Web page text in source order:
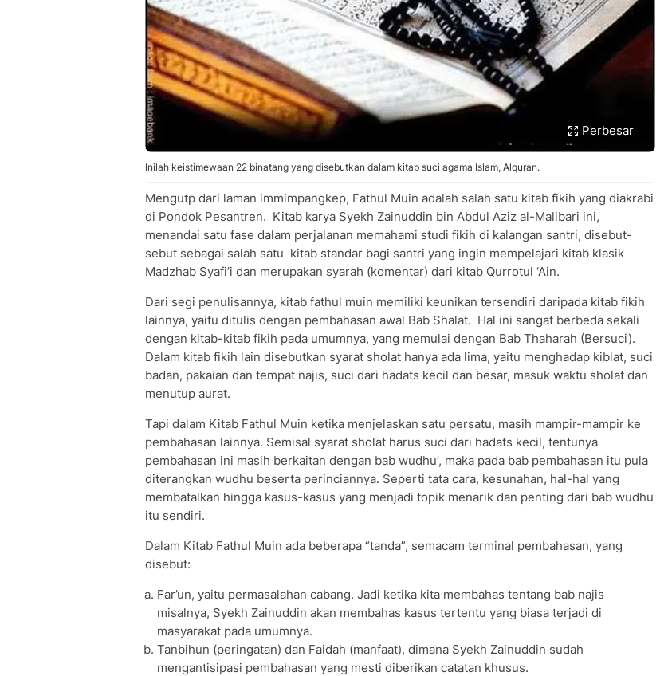
Perbesar
Inilah keistimewaan 22 binatang yang disebutkan dalam kitab suci agama Islam, Alquran.
Mengutp dari laman immimpangkep, Fathul Muin adalah salah satu kitab fikih yang diakrabi
di Pondok Pesantren. Kitab karya Syekh Zainuddin bin Abdul Aziz al-Malibari ini,
menandai satu fase dalam perjalanan memahami studi fikih di kalangan santri, disebut-
sebut sebagai salah satu kitab standar bagi santri yang ingin mempelajari kitab klasik
Madzhab Syafi’i dan merupakan syarah (komentar) dari kitab Qurrotul ‘Ain.
Dari segi penulisannya, kitab fathul muin memiliki keunikan tersendiri daripada kitab fikih
lainnya, yaitu ditulis dengan pembahasan awal Bab Shalat. Hal ini sangat berbeda sekali
dengan kitab-kitab fikih pada umumnya, yang memulai dengan Bab Thaharah (Bersuci).
Dalam kitab fikih lain disebutkan syarat sholat hanya ada lima, yaitu menghadap kiblat, suci
badan, pakaian dan tempat najis, suci dari hadats kecil dan besar, masuk waktu sholat dan
menutup aurat.
Tapi dalam Kitab Fathul Muin ketika menjelaskan satu persatu, masih mampir-mampir ke
pembahasan lainnya. Semisal syarat sholat harus suci dari hadats kecil, tentunya
pembahasan ini masih berkaitan dengan bab wudhu’, maka pada bab pembahasan itu pula
diterangkan wudhu beserta perinciannya. Seperti tata cara, kesunahan, hal-hal yang
membatalkan hingga kasus-kasus yang menjadi topik menarik dan penting dari bab wudhu
itu sendiri.
Dalam Kitab Fathul Muin ada beberapa “tanda”, semacam terminal pembahasan, yang
disebut:
Far’un, yaitu permasalahan cabang. Jadi ketika kita membahas tentang bab najis
misalnya, Syekh Zainuddin akan membahas kasus tertentu yang biasa terjadi di
masyarakat pada umumnya.
Tanbihun (peringatan) dan Faidah (manfaat), dimana Syekh Zainuddin sudah
mengantisipasi pembahasan yang mesti diberikan catatan khusus.